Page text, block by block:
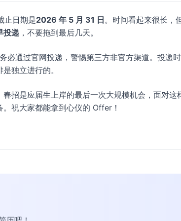
止日期是2026 年 5 月 31 日。时间看起来很长，
投递 ，不要拖到最后几天。
通过官网投递，警惕第三方非官方渠道。投递
独立进行的。
招是应届生上岸的最后一次大规模机会，面对这
祝大家都能拿到心仪的 Offer！